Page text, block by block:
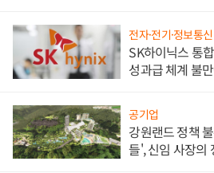
전자·전기·정보통신
SK하이닉스 통
성과급 체계 불
공기업
강원랜드 정책
들', 신임 사장의